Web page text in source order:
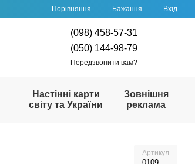
Порівняння Бажання Вхід
(098) 458-57-31
(050) 144-98-79
Передзвонити вам?
Настінні карти
світу та України
Зовнішня
реклама
Артикул